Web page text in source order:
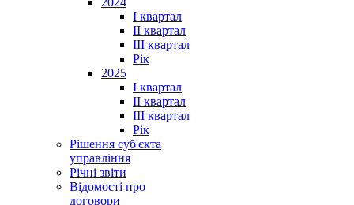
I квартал
II квартал
III квартал
Рік
2025
I квартал
II квартал
III квартал
Рік
Рішення суб'єкта
управління
Річні звіти
Відомості про
договори